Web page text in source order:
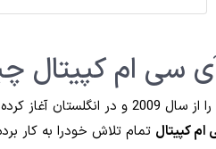
سی ام کپیتال
ام کپیتال تمام تلاش خودرا به کار